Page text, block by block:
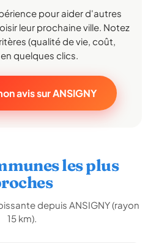
pour aider d'autres
leur prochaine ville. Notez
(qualité de vie, coût,
quelques clics.
avis sur ANSIGNY
les plus
depuis ANSIGNY (rayon
15 km).